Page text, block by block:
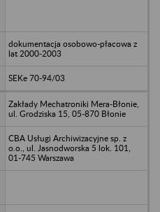
dokumentacja osobowo-płacowa z
lat 2000-2003
SEKe 70-94/03
Zakłady Mechatroniki Mera-Błonie,
ul. Grodziska 15, 05-870 Błonie
CBA Usługi Archiwizacyjne sp. z
o.o., ul. Jasnodworska 5 lok. 101,
01-745 Warszawa